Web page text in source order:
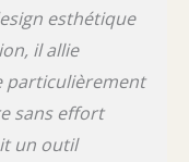
esthétique
il allie
particulièrement
sans effort
un outil